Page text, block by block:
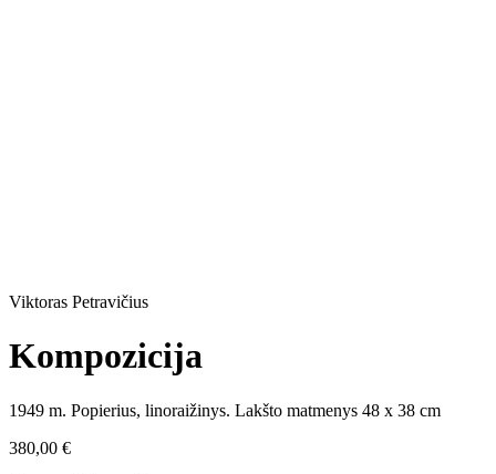
Viktoras Petravičius
Kompozicija
1949 m. Popierius, linoraižinys. Lakšto matmenys 48 x 38 cm
380,00 €